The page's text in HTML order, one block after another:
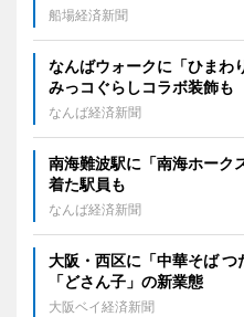
船場経済新聞
なんばウォークに「ひま
みっコぐらしコラボ装飾も
なんば経済新聞
南海難波駅に「南海ホー
着た駅員も
なんば経済新聞
大阪・西区に「中華そば
「どさん子」の新業態
大阪ベイ経済新聞